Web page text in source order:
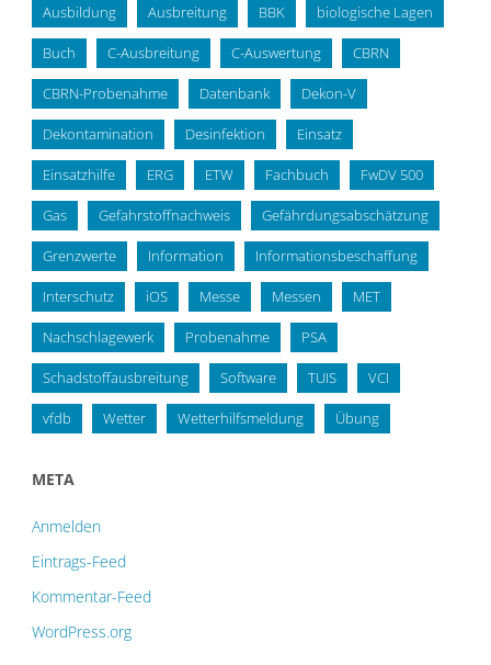
Ausbildung Ausbreitung BBK biologische Lagen
Buch C-Ausbreitung C-Auswertung CBRN
CBRN-Probenahme Datenbank Dekon-V
Dekontamination Desinfektion Einsatz
Einsatzhilfe ERG ETW Fachbuch FwDV 500
Gas Gefahrstoffnachweis Gefährdungsabschätzung
Grenzwerte Information Informationsbeschaffung
Interschutz iOS Messe Messen MET
Nachschlagewerk Probenahme PSA
Schadstoffausbreitung Software TUIS VCI
vfdb Wetter Wetterhilfsmeldung Übung
META
Anmelden
Eintrags-Feed
Kommentar-Feed
WordPress.org